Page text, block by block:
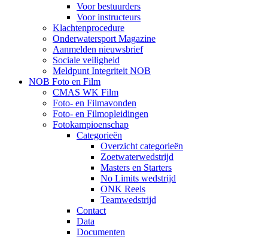
Voor bestuurders
Voor instructeurs
Klachtenprocedure
Onderwatersport Magazine
Aanmelden nieuwsbrief
Sociale veiligheid
Meldpunt Integriteit NOB
NOB Foto en Film
CMAS WK Film
Foto- en Filmavonden
Foto- en Filmopleidingen
Fotokampioenschap
Categorieën
Overzicht categorieën
Zoetwaterwedstrijd
Masters en Starters
No Limits wedstrijd
ONK Reels
Teamwedstrijd
Contact
Data
Documenten